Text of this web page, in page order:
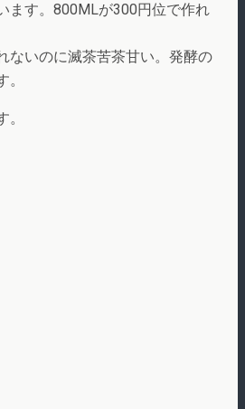
ます。800MLが300円位で作れ
ないのに滅茶苦茶甘い。発酵の